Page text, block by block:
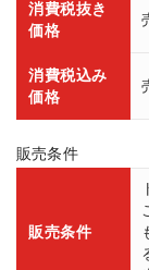
消費税抜き
価格
消費税込み
価格
販売条件
販売条件